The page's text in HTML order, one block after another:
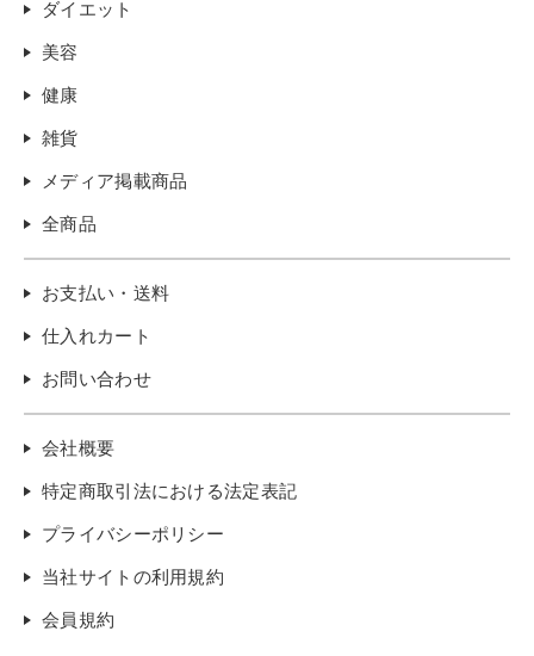
ダイエット
美容
健康
雑貨
メディア掲載商品
全商品
お支払い・送料
仕入れカート
お問い合わせ
会社概要
特定商取引法における法定表記
プライバシーポリシー
当社サイトの利用規約
会員規約